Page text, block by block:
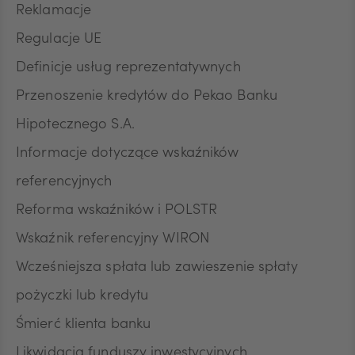
wycofanie zgody nie wpływa na zgodność z
prawem przetwarzania, którego dokonano na
Reklamacje
Regulacje UE
Definicje usług reprezentatywnych
Przenoszenie kredytów do Pekao Banku
Hipotecznego S.A.
Informacje dotyczące wskaźników
referencyjnych
Reforma wskaźników i POLSTR
Wskaźnik referencyjny WIRON
Wcześniejsza spłata lub zawieszenie spłaty
pożyczki lub kredytu
Śmierć klienta banku